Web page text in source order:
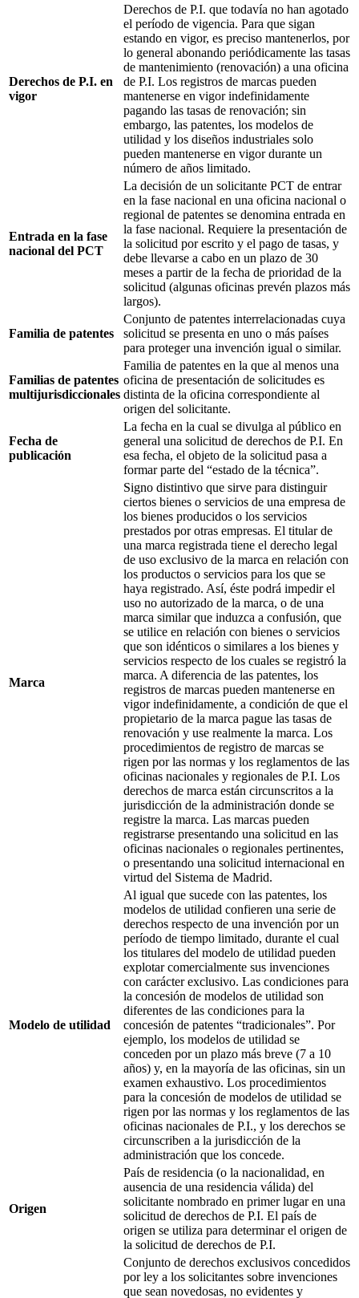
Derechos de P.I. en
vigor
Derechos de P.I. que todavía no han agotado
el período de vigencia. Para que sigan
estando en vigor, es preciso mantenerlos, por
lo general abonando periódicamente las tasas
de mantenimiento (renovación) a una oficina
de P.I. Los registros de marcas pueden
mantenerse en vigor indefinidamente
pagando las tasas de renovación; sin
embargo, las patentes, los modelos de
utilidad y los diseños industriales solo
pueden mantenerse en vigor durante un
número de años limitado.
Entrada en la fase
nacional del PCT
La decisión de un solicitante PCT de entrar
en la fase nacional en una oficina nacional o
regional de patentes se denomina entrada en
la fase nacional. Requiere la presentación de
la solicitud por escrito y el pago de tasas, y
debe llevarse a cabo en un plazo de 30
meses a partir de la fecha de prioridad de la
solicitud (algunas oficinas prevén plazos más
largos).
Familia de patentes
Conjunto de patentes interrelacionadas cuya
solicitud se presenta en uno o más países
para proteger una invención igual o similar.
Familias de patentes
multijurisdiccionales
Familia de patentes en la que al menos una
oficina de presentación de solicitudes es
distinta de la oficina correspondiente al
origen del solicitante.
Fecha de
publicación
La fecha en la cual se divulga al público en
general una solicitud de derechos de P.I. En
esa fecha, el objeto de la solicitud pasa a
formar parte del “estado de la técnica”.
Marca
Signo distintivo que sirve para distinguir
ciertos bienes o servicios de una empresa de
los bienes producidos o los servicios
prestados por otras empresas. El titular de
una marca registrada tiene el derecho legal
de uso exclusivo de la marca en relación con
los productos o servicios para los que se
haya registrado. Así, éste podrá impedir el
uso no autorizado de la marca, o de una
marca similar que induzca a confusión, que
se utilice en relación con bienes o servicios
que son idénticos o similares a los bienes y
servicios respecto de los cuales se registró la
marca. A diferencia de las patentes, los
registros de marcas pueden mantenerse en
vigor indefinidamente, a condición de que el
propietario de la marca pague las tasas de
renovación y use realmente la marca. Los
procedimientos de registro de marcas se
rigen por las normas y los reglamentos de las
oficinas nacionales y regionales de P.I. Los
derechos de marca están circunscritos a la
jurisdicción de la administración donde se
registre la marca. Las marcas pueden
registrarse presentando una solicitud en las
oficinas nacionales o regionales pertinentes,
o presentando una solicitud internacional en
virtud del Sistema de Madrid.
Modelo de utilidad
Al igual que sucede con las patentes, los
modelos de utilidad confieren una serie de
derechos respecto de una invención por un
período de tiempo limitado, durante el cual
los titulares del modelo de utilidad pueden
explotar comercialmente sus invenciones
con carácter exclusivo. Las condiciones para
la concesión de modelos de utilidad son
diferentes de las condiciones para la
concesión de patentes “tradicionales”. Por
ejemplo, los modelos de utilidad se
conceden por un plazo más breve (7 a 10
años) y, en la mayoría de las oficinas, sin un
examen exhaustivo. Los procedimientos
para la concesión de modelos de utilidad se
rigen por las normas y los reglamentos de las
oficinas nacionales de P.I., y los derechos se
circunscriben a la jurisdicción de la
administración que los concede.
Origen
País de residencia (o la nacionalidad, en
ausencia de una residencia válida) del
solicitante nombrado en primer lugar en una
solicitud de derechos de P.I. El país de
origen se utiliza para determinar el origen de
la solicitud de derechos de P.I.
Conjunto de derechos exclusivos concedidos
por ley a los solicitantes sobre invenciones
que sean novedosas, no evidentes y